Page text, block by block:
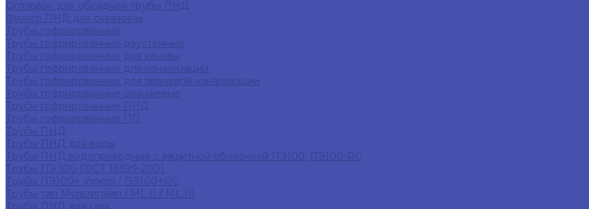
Оголовок для обсадной трубы ПНД
Фильтр ПНД для скважины
Трубы гофрированные
Трубы гофрированные двустенные
Трубы гофрированные для канавы
Трубы гофрированные для канализации
Трубы гофрированные для ливневой канализации
Трубы гофрированные оранжевые
Трубы гофрированные ПНД
Трубы гофрированные ПП
Трубы ПНД
Трубы ПНД для воды
Трубы ПНД водопроводные с защитной оболочкой ПЭ100, ПЭ100-RC
Трубы ПЭ 100 ГОСТ 18599-2001
Трубы ПЭ100+ (плюс) / ПЭ100+RC
Трубы тип Мультипайп / ML II / ML III
Трубы ПНД для газа